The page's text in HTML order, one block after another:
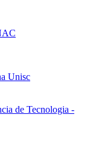
Unisc
de Tecnologia -